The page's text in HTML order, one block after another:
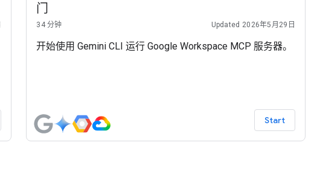
门
34 分钟 Updated 2026年5月29日
开始使用 Gemini CLI 运行 Google Workspace MCP 服务器。
Start